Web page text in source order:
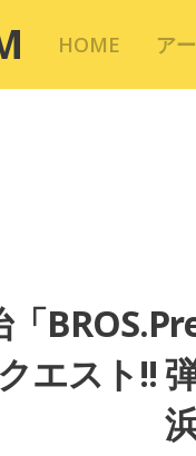
HOME ア
「
エスト!!